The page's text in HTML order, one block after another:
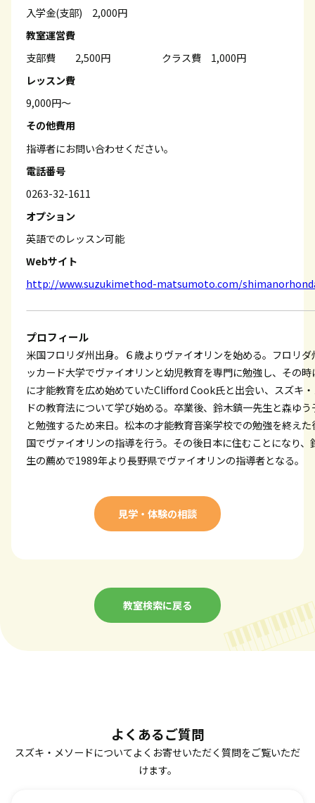
入学金(支部) 2,000円
教室運営費
支部費 2,500円 クラス費 1,000円
レッスン費
9,000円〜
その他費用
指導者にお問い合わせください。
電話番号
0263-32-1611
オプション
英語でのレッスン可能
Webサイト
http://www.suzukimethod-matsumoto.com/
プロフィール
米国フロリダ州出身。６歳よりヴァイオリンを始める。フロリダ
ッカード大学でヴァイオリンと幼児教育を専門に勉強し、その時
に才能教育を広め始めていたClifford Cook氏と出会い、スズキ
ドの教育法について学び始める。卒業後、鈴木鎮一先生と森ゆう
と勉強するため来日。松本の才能教育音楽学校での勉強を終えた
国でヴァイオリンの指導を行う。その後日本に住むことになり、
生の薦めで1989年より長野県でヴァイオリンの指導者となる。
見学・体験の相談
教室検索に戻る
よくあるご質問
スズキ・メソードについてよくお寄せいただく質問をご覧いただ
けます。